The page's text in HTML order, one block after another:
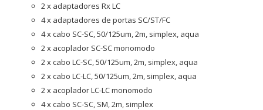
2 x adaptadores Rx LC
4 x adaptadores de portas SC/ST/FC
4 x cabo SC-SC, 50/125um, 2m, simplex, aqua
2 x acoplador SC-SC monomodo
2 x cabo LC-SC, 50/125um, 2m, simplex, aqua
2 x cabo LC-LC, 50/125um, 2m, simplex, aqua
2 x acoplador LC-LC monomodo
4 x cabo SC-SC, SM, 2m, simplex